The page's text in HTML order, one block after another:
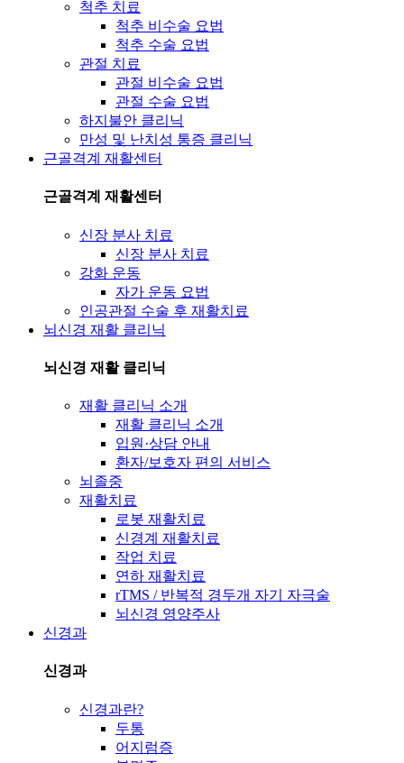
척추 치료
척추 비수술 요법
척추 수술 요법
관절 치료
관절 비수술 요법
관절 수술 요법
하지불안 클리닉
만성 및 난치성 통증 클리닉
근골격계 재활센터
근골격계 재활센터
신장 분사 치료
신장 분사 치료
강화 운동
자가 운동 요법
인공관절 수술 후 재활치료
뇌신경 재활 클리닉
뇌신경 재활 클리닉
재활 클리닉 소개
재활 클리닉 소개
입원·상담 안내
환자/보호자 편의 서비스
뇌졸중
재활치료
로봇 재활치료
신경계 재활치료
작업 치료
연하 재활치료
rTMS / 반복적 경두개 자기 자극술
뇌신경 영양주사
신경과
신경과
신경과란?
두통
어지럼증